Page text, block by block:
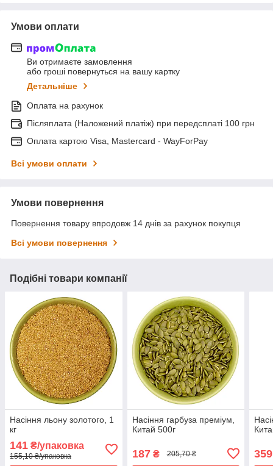
Умови оплати
Ви отримаєте замовлення
або гроші повернуться на вашу картку
Детальніше
Оплата на рахунок
Післяплата (Наложений платіж) при передсплаті 100 грн
Оплата картою Visa, Mastercard - WayForPay
Всі умови оплати
Умови повернення
Повернення товару впродовж 14 днів за рахунок покупця
Всі умови повернення
Подібні товари компанії
Насіння льону золотого, 1
кг
141 ₴/упаковка
155,10 ₴/упаковка
Насіння гарбуза преміум,
Китай 500г
187₴ 205,70 ₴ 359